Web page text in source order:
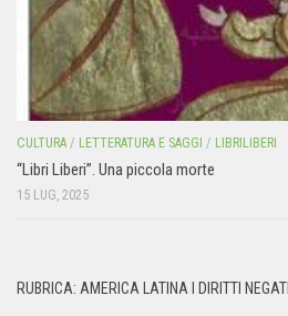
CULTURA / LETTERATURA E SAGGI / LIBRILIBERI
“Libri Liberi”. Una piccola morte
15 LUG, 2025
RUBRICA: AMERICA LATINA I DIRITTI NEGATI